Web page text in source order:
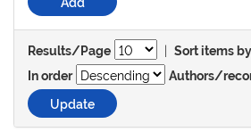
Results/Page | Sort items by
In order
Authors/